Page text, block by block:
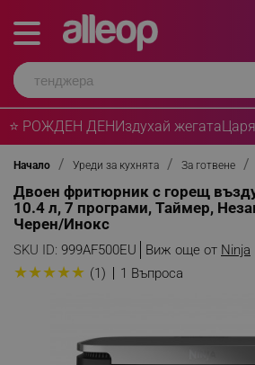
⭐ РОЖДЕН ДЕНИздухай жегата
Начало Уреди за кухнята За готвене
Двоен фритюрник с горещ
10.4 л, 7 програми, Таймер,
Черен/Инокс
SKU ID: 999AF500EU Виж още от Ninja
★★★★★ (1) 1 Въпроса